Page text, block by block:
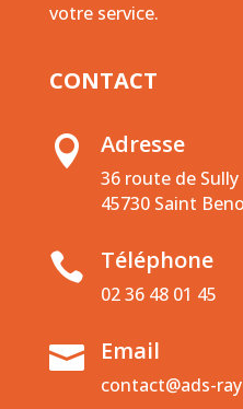
votre service.
CONTACT
 Adresse
36 route de Sully
45730 Saint
 Téléphone
02 36 48 01 45
 Email
contact@ads-